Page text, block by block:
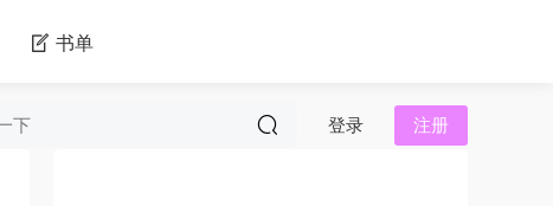
书单
登录 注册